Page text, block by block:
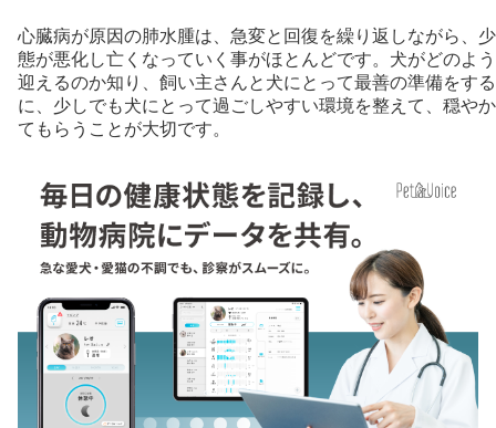
心臓病が原因の肺水腫は、急変と回復を繰り返しながら、
態が悪化し亡くなっていく事がほとんどです。犬がどのよ
迎えるのか知り、飼い主さんと犬にとって最善の準備をす
に、少しでも犬にとって過ごしやすい環境を整えて、穏や
てもらうことが大切です。